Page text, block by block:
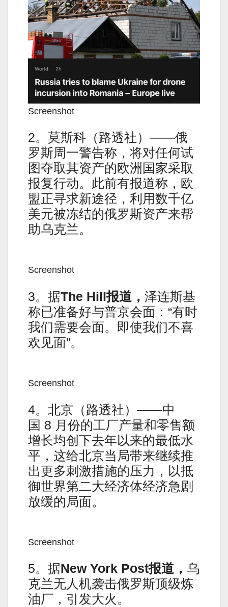
Screenshot
2。莫斯科（路透社）——俄
罗斯周一警告称，将对任何试
图夺取其资产的欧洲国家采取
报复行动。此前有报道称，欧
盟正寻求新途径，利用数千亿
美元被冻结的俄罗斯资产来帮
助乌克兰。
Screenshot
3。据The Hill报道， 泽连斯基
称已准备好与普京会面：“有时
我们需要会面。即使我们不喜
欢见面”。
Screenshot
4。北京（路透社）——中
国 8 月份的工厂产量和零售额
增长均创下去年以来的最低水
平，这给北京当局带来继续推
出更多刺激措施的压力，以抵
御世界第二大经济体经济急剧
放缓的局面。
Screenshot
5。据New York Post报道， 乌
克兰无人机袭击俄罗斯顶级炼
油厂，引发大火。